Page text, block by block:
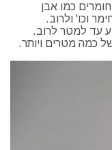
כמו אבן
וכו' ולרוב.
ומגיע עד למטר לרוב.
כמה מטרים ויותר.